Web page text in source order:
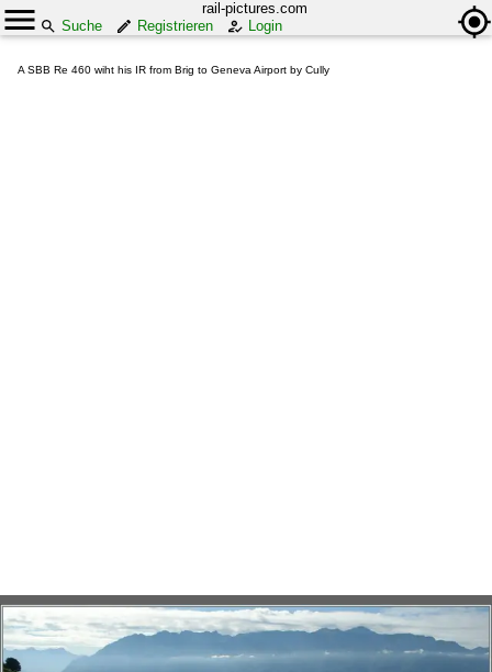
rail-pictures.com
Suche
Registrieren Login
A SBB Re 460 wiht his IR from Brig to Geneva Airport by Cully